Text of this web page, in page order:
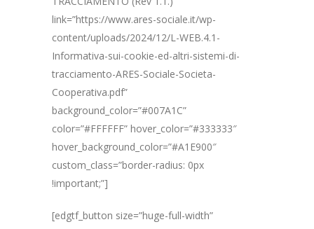
link=”https://www.ares-sociale.it/wp-
content/uploads/2024/12/L-WEB.4.1-
Informativa-sui-cookie-ed-altri-sistemi-di-
tracciamento-ARES-Sociale-Societa-
Cooperativa.pdf”
background_color=”#007A1C”
color=”#FFFFFF” hover_color=”#333333″
hover_background_color=”#A1E900″
custom_class=”border-radius: 0px
!important;”]
[edgtf_button size=”huge-full-width”